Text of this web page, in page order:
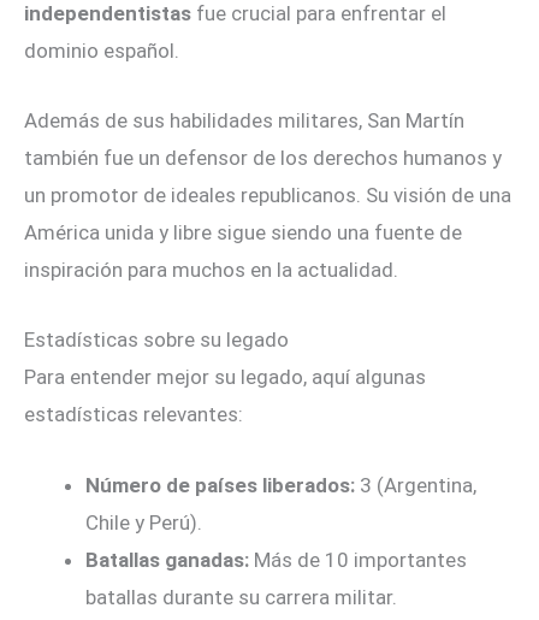
independentistas fue crucial para enfrentar el
dominio español.
Además de sus habilidades militares, San Martín
también fue un defensor de los derechos humanos y
un promotor de ideales republicanos. Su visión de una
América unida y libre sigue siendo una fuente de
inspiración para muchos en la actualidad.
Estadísticas sobre su legado
Para entender mejor su legado, aquí algunas
estadísticas relevantes:
Número de países liberados: 3 (Argentina,
Chile y Perú).
Batallas ganadas: Más de 10 importantes
batallas durante su carrera militar.